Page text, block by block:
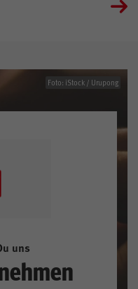
Foto: iStock / Urupong
uns